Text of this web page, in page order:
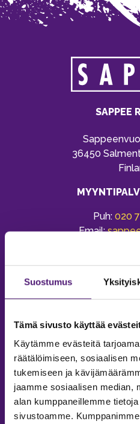
Suostumus
Tämä sivusto käyttää
Käytämme evästeitä
räätälöimiseen, sosiaalisen
tukemiseen ja
jaamme sosiaalisen median,
alan kumppaneillemme
sivustoamme.
SAPPEE
36450
Puh: 020
Email: